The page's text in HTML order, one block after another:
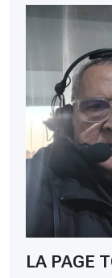
LA PAGE